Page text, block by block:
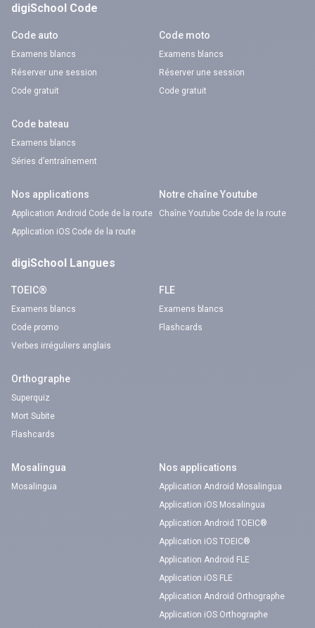
digiSchool Code
Code auto
Examens blancs
Réserver une session
Code gratuit
Code moto
Examens blancs
Réserver une session
Code gratuit
Code bateau
Examens blancs
Séries d’entraînement
Nos applications
Application Android Code de la route
Application iOS Code de la route
Notre chaîne Youtube
Chaîne Youtube Code de la route
digiSchool Langues
TOEIC®
Examens blancs
Code promo
Verbes irréguliers anglais
FLE
Examens blancs
Flashcards
Orthographe
Superquiz
Mort Subite
Flashcards
Mosalingua
Mosalingua
Nos applications
Application Android Mosalingua
Application iOS Mosalingua
Application Android TOEIC®
Application iOS TOEIC®
Application Android FLE
Application iOS FLE
Application Android Orthographe
Application iOS Orthographe